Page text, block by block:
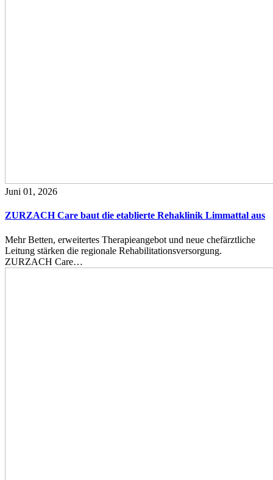
Juni 01, 2026
ZURZACH Care baut die etablierte Rehaklinik Limmattal aus
Mehr Betten, erweitertes Therapieangebot und neue chefärztliche
Leitung stärken die regionale Rehabilitationsversorgung.
ZURZACH Care…